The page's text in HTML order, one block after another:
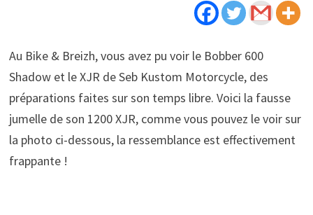
Au Bike & Breizh, vous avez pu voir le Bobber 600
Shadow et le XJR de Seb Kustom Motorcycle, des
préparations faites sur son temps libre. Voici la fausse
jumelle de son 1200 XJR, comme vous pouvez le voir sur
la photo ci-dessous, la ressemblance est effectivement
frappante !